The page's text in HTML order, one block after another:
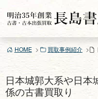
ン
ツ
ス
HOME 買取事例紹介
日本城郭大系や日本
係の古書買取り